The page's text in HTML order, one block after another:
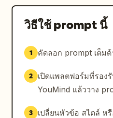
วิธีใช้ prompt นี้
1 คัดลอก prompt เต็ม
2
เปิดแพลตฟอร์มที่รอง
YouMind แล้ววาง
3
เปลี่ยนหัวข้อ สไตล์ ห